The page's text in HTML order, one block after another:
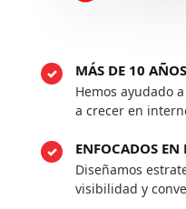
MÁS DE 10
Hemos ayudado
a crecer en
ENFOCADOS EN
Diseñamos
visibilidad y